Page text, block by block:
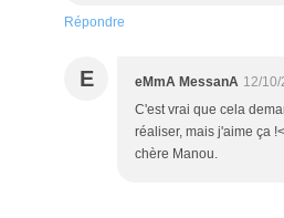
Répondre
E eMmA MessanA 12/
C'est vrai que cela
réaliser, mais j'aime ça
chère Manou.